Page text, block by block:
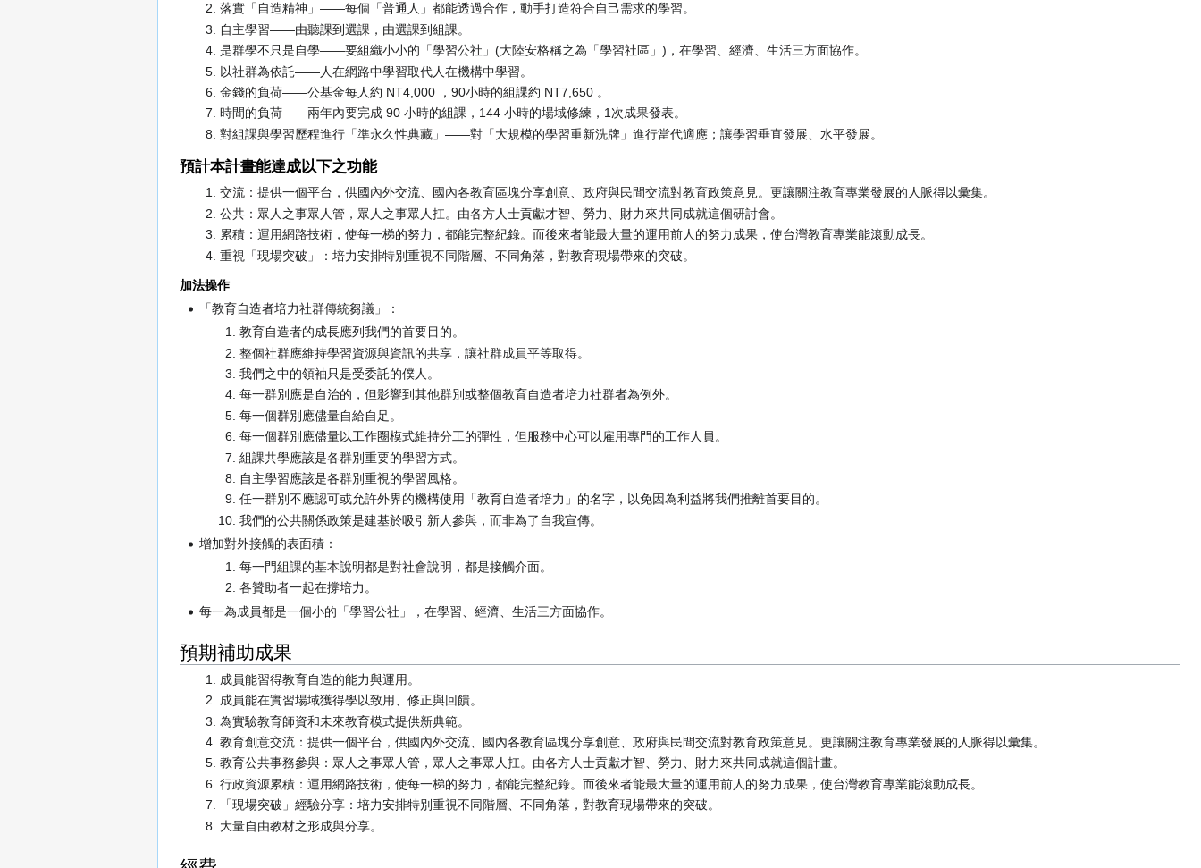
落實「自造精神」——每個「普通人」都能透過合作，動手打造符合自己需求的學習。
自主學習——由聽課到選課，由選課到組課。
是群學不只是自學——要組織小小的「學習公社」(大陸安格稱之為「學習社區」)，在學習、經濟、生活三方面協作。
以社群為依託——人在網路中學習取代人在機構中學習。
金錢的負荷——公基金每人約 NT4,000 ，90小時的組課約 NT7,650 。
時間的負荷——兩年內要完成 90 小時的組課，144 小時的場域修練，1次成果發表。
對組課與學習歷程進行「準永久性典藏」——對「大規模的學習重新洗牌」進行當代適應；讓學習垂直發展、水平發展。
預計本計畫能達成以下之功能
交流：提供一個平台，供國內外交流、國內各教育區塊分享創意、政府與民間交流對教育政策意見。更讓關注教育專業發展的人脈得以彙集。
公共：眾人之事眾人管，眾人之事眾人扛。由各方人士貢獻才智、勞力、財力來共同成就這個研討會。
累積：運用網路技術，使每一梯的努力，都能完整紀錄。而後來者能最大量的運用前人的努力成果，使台灣教育專業能滾動成長。
重視「現場突破」：培力安排特別重視不同階層、不同角落，對教育現場帶來的突破。
加法操作
「教育自造者培力社群傳統芻議」：
教育自造者的成長應列我們的首要目的。
整個社群應維持學習資源與資訊的共享，讓社群成員平等取得。
我們之中的領袖只是受委託的僕人。
每一群別應是自治的，但影響到其他群別或整個教育自造者培力社群者為例外。
每一個群別應儘量自給自足。
每一個群別應儘量以工作圈模式維持分工的彈性，但服務中心可以雇用專門的工作人員。
組課共學應該是各群別重要的學習方式。
自主學習應該是各群別重視的學習風格。
任一群別不應認可或允許外界的機構使用「教育自造者培力」的名字，以免因為利益將我們推離首要目的。
我們的公共關係政策是建基於吸引新人參與，而非為了自我宣傳。
增加對外接觸的表面積：
每一門組課的基本說明都是對社會說明，都是接觸介面。
各贊助者一起在撐培力。
每一為成員都是一個小的「學習公社」，在學習、經濟、生活三方面協作。
預期補助成果
成員能習得教育自造的能力與運用。
成員能在實習場域獲得學以致用、修正與回饋。
為實驗教育師資和未來教育模式提供新典範。
教育創意交流：提供一個平台，供國內外交流、國內各教育區塊分享創意、政府與民間交流對教育政策意見。更讓關注教育專業發展的人脈得以彙集。
教育公共事務參與：眾人之事眾人管，眾人之事眾人扛。由各方人士貢獻才智、勞力、財力來共同成就這個計畫。
行政資源累積：運用網路技術，使每一梯的努力，都能完整紀錄。而後來者能最大量的運用前人的努力成果，使台灣教育專業能滾動成長。
「現場突破」經驗分享：培力安排特別重視不同階層、不同角落，對教育現場帶來的突破。
大量自由教材之形成與分享。